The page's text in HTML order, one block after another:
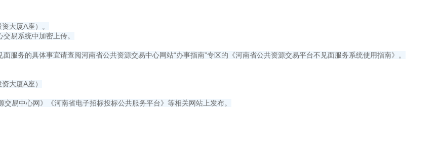
大厦A座）。
易系统中加密上传。
服务的具体事宜请查阅河南省公共资源交易中心网站“办事指南”专区的《河南省公共资源交易平台不见面服务系统使用指南》。
大厦A座）
易中心网》《河南省电子招标投标公共服务平台》等相关网站上发布。